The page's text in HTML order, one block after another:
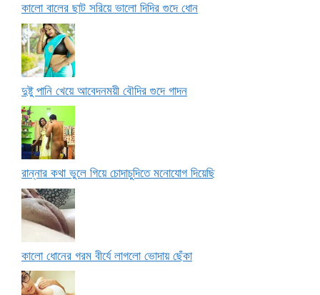
কালো বালের ছাট সরিয়ে ভালো দিদির গুদে ধোন
দুষ্টু পানি খেয়ে আবেদনময়ী বৌদির গুদে গাদন
রান্নার কথা ভুলে গিয়ে চোদাচুদিতে মনোযোগ দিয়েছি
কালো ধোনের গরম বীর্যে লাগলো ভোদায় ছেঁকা